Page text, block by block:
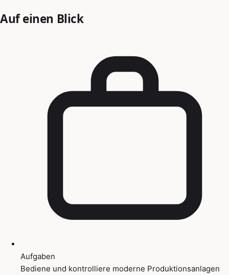
Auf einen Blick
Aufgaben
Bediene und kontrolliere moderne Produktionsanlagen